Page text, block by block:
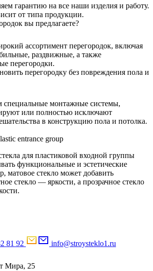
гарантию на все наши изделия и работу.
от типа продукции.
вы предлагаете?
ассортимент перегородок, включая
раздвижные, а также
перегородки.
перегородку без повреждения пола и
специальные монтажные системы,
или полностью исключают
в конструкцию пола и потолка.
для пластиковой входной группы
функциональные и эстетические
матовое стекло может добавить
стекло — яркости, а прозрачное стекло
81 92 info@stroysteklo1.ru
Мира, 25